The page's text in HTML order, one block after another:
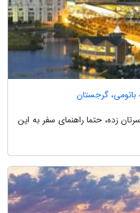
باتومی، گرجستان
زده، حتما راهنمای سفر به این